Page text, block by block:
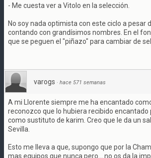
- Me cuesta ver a Vitolo en la selección.
No soy nada optimista con este ciclo a pesar
contando con grandísimos nombres. En el
que se peguen el "piñazo" para cambiar de
varogs · hace 571 semanas
A mi Llorente siempre me ha encantado
reconozco que lo hubiera recibido encantado
como sustituto de karim. Creo que le da un
Sevilla.
Esto me lleva a que, supongo que por la
mas equipos que nunca pero... no os da la